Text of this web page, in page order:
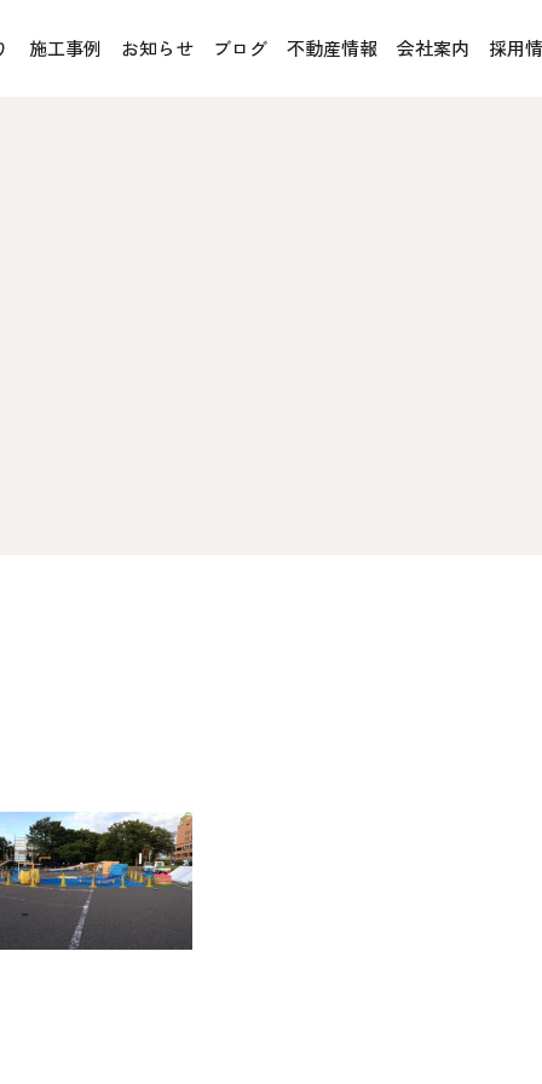
施工事例 お知らせ ブログ 不動産情報 会社案内 採用